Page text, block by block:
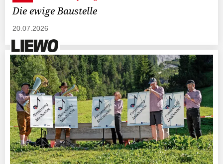
Die ewige Baustelle
20.07.2026